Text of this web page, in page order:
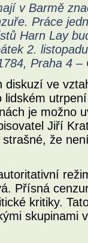
v Barmě
Práce
Harn Lay
2.
Praha 4 –
diskuzí ve
lidském
je možno
Jiří
že
Přísná
kritiky.
skupinami